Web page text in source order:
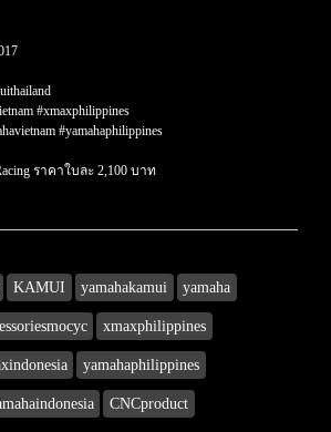
#xmaxphilippines
#yamahaphilippines
ราคาใบละ 2,100 บาท
KAMUI yamahakamui yamaha
xmaxphilippines
yamahaphilippines
CNCproduct